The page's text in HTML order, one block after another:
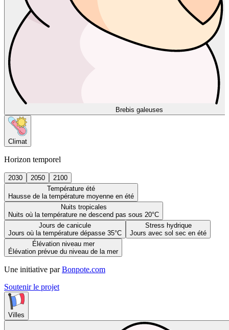
Brebis galeuses
Climat
Horizon temporel
2030 2050
2100
Température été
Hausse de la température moyenne en été
Nuits tropicales
Nuits où la température ne descend pas sous 20°C
Jours de canicule
Jours où la température dépasse 35°C
Stress hydrique
Jours avec sol sec en été
Élévation niveau mer
Élévation prévue du niveau de la mer
Une initiative par Bonpote.com
Soutenir le projet
Villes